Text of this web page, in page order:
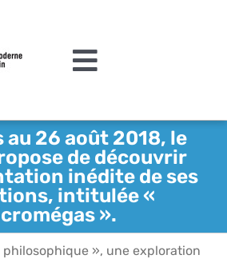
Toggle
au 26 août 2018, le
de découvrir
inédite de ses
intitulée «
».
», une exploration